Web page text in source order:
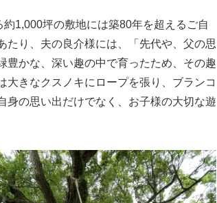
1,000坪の敷地には築80年を超えるご自
たり、夫の良介様には、「先代や、父の思
豊かな、深い趣の中で育ったため、その趣
大きなクスノキにロープを張り、ブランコ
身の思い出だけでなく、お子様の大切な遊